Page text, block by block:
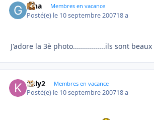
gina Membres en vacance
Posté(e) le 10 septembre 200718 a
J'adore la 3è photo................ils sont beaux
kaly2 Membres en vacance
Posté(e) le 10 septembre 200718 a